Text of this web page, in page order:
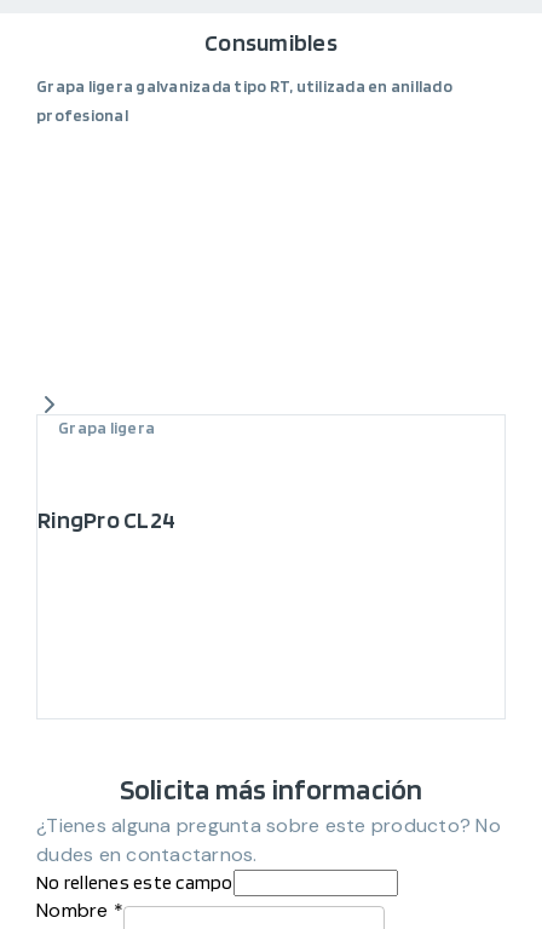
Consumibles
Grapa ligera galvanizada tipo RT, utilizada en anillado
profesional
Grapa ligera
RingPro CL24
Solicita más información
¿Tienes alguna pregunta sobre este producto? No
dudes en contactarnos.
No rellenes este campo
Nombre *